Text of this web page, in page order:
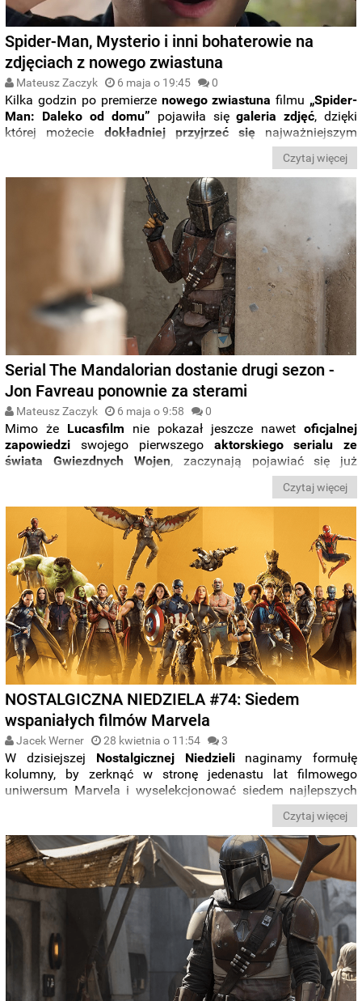
Spider-Man, Mysterio i inni bohaterowie na
zdjęciach z nowego zwiastuna
Mateusz Zaczyk 6 maja o 19:45 0
Kilka godzin po premierze nowego zwiastuna filmu „Spider-
Man: Daleko od domu” pojawiła sięgaleria zdjęć, dzięki
której możecie dokładniej przyjrzeć się najważniejszym
scenom z najnowszej zapowiedzi produkcji. Zobaczcie sami.
Czytaj więcej
Serial The Mandalorian dostanie drugi sezon -
Jon Favreau ponownie za sterami
Mateusz Zaczyk 6 maja o 9:58 0
Mimo że Lucasfilm nie pokazał jeszcze nawetoficjalnej
zapowiedzi swojego pierwszego aktorskiego serialu ze
świata Gwiezdnych Wojen, zaczynają pojawiać się już
przedłużona na drugi
Czytaj więcej
NOSTALGICZNA NIEDZIELA #74: Siedem
wspaniałych filmów Marvela
Jacek Werner 28 kwietnia o 11:54 3
W dzisiejszej Nostalgicznej Niedzielinaginamy formułę
kolumny, by zerknąć w stronę jedenastu lat filmowego
uniwersum Marvela i wyselekcjonować siedem najlepszych
obrazów studia, sprawdzając jednocześnie, jak w takim
zestawieniu (być może!) odnajdzie się bijąca wszelkie rekordy
box office'u najnowsza częśćAvengers. Zaznaczamy
również, że ze względu na częste, koszmarne decyzje
tłumaczeniowe, w zestawieniu posłużymy się oryginalnym
nazewnictwem filmów. Zapraszamy do lektury!
Czytaj więcej